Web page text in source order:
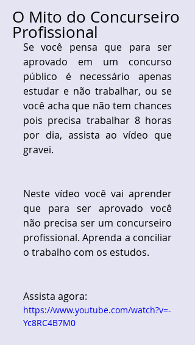
O Mito do Concurseiro
Profissional
Se você pensa que para ser
aprovado em um concurso
público é necessário apenas
estudar e não trabalhar, ou se
você acha que não tem chances
pois precisa trabalhar 8 horas
por dia, assista ao vídeo que
gravei.
Neste vídeo você vai aprender
que para ser aprovado você
não precisa ser um concurseiro
profissional. Aprenda a conciliar
o trabalho com os estudos.
Assista agora:
https://www.youtube.com/watch?v=-
Yc8RC4B7M0